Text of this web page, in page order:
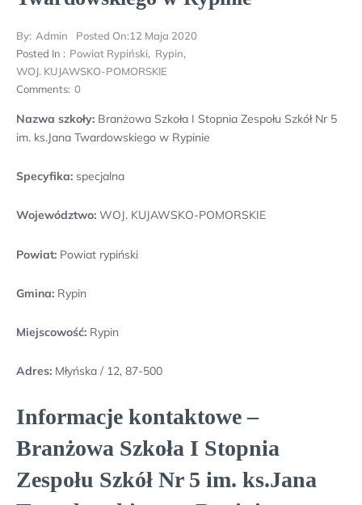
By: Admin Posted On:12 Maja 2020
Posted In : Powiat Rypiński, Rypin,
WOJ. KUJAWSKO-POMORSKIE
Comments: 0
Nazwa szkoły: Branżowa Szkoła I Stopnia Zespołu Szkół Nr 5
im. ks.Jana Twardowskiego w Rypinie
Specyfika: specjalna
Województwo: WOJ. KUJAWSKO-POMORSKIE
Powiat: Powiat rypiński
Gmina: Rypin
Miejscowość: Rypin
Adres: Młyńska / 12, 87-500
Informacje kontaktowe –
Branżowa Szkoła I Stopnia
Zespołu Szkół Nr 5 im. ks.Jana